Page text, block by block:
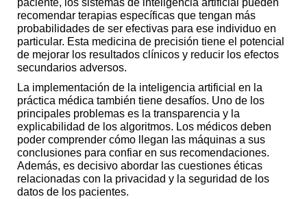
paciente, los sistemas de inteligencia artificial pueden
recomendar terapias específicas que tengan más
probabilidades de ser efectivas para ese individuo en
particular. Esta medicina de precisión tiene el potencial
de mejorar los resultados clínicos y reducir los efectos
secundarios adversos.
La implementación de la inteligencia artificial en la
práctica médica también tiene desafíos. Uno de los
principales problemas es la transparencia y la
explicabilidad de los algoritmos. Los médicos deben
poder comprender cómo llegan las máquinas a sus
conclusiones para confiar en sus recomendaciones.
Además, es decisivo abordar las cuestiones éticas
relacionadas con la privacidad y la seguridad de los
datos de los pacientes.